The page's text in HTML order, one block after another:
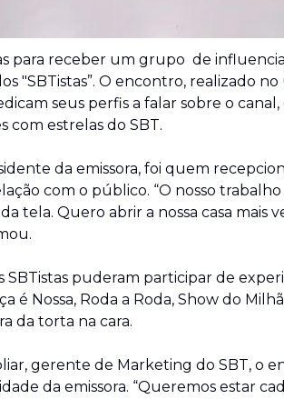
para receber um grupo  de
"SBTistas”. O encontro, realizado
seus perfis a falar sobre o
com estrelas do SBT.
da emissora, foi quem
com o público. “O nosso
tela. Quero abrir a nossa casa mais
SBTistas puderam participar de
é Nossa, Roda a Roda, Show do
da torta na cara.
gerente de Marketing do SBT, o
da emissora. “Queremos estar